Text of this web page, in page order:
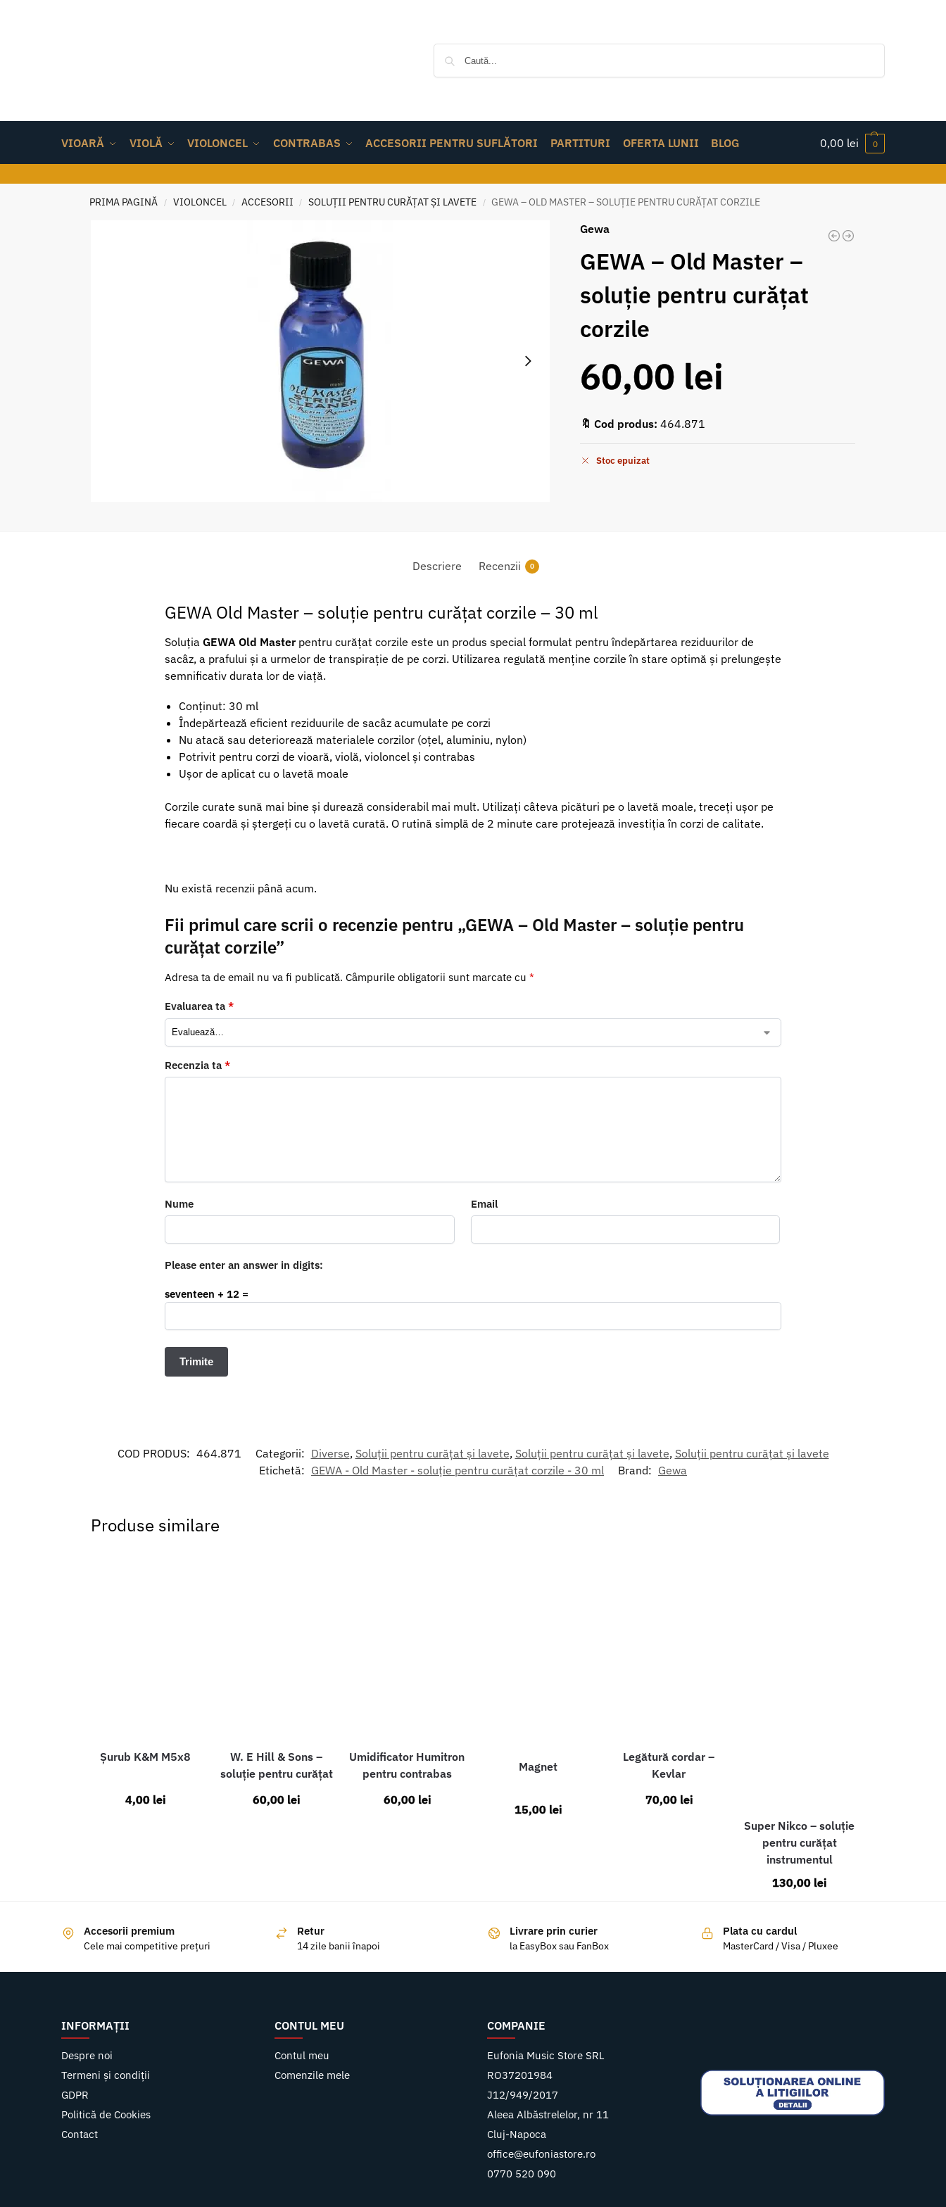
VIOARĂ VIOLĂ VIOLONCEL CONTRABAS ACCESORII PENTRU SUFLĂTORI PARTITURI OFERTA LUNII BLOG 0,00 lei 0
PRIMA PAGINĂ / VIOLONCEL / ACCESORII / SOLUȚII PENTRU CURĂȚAT ȘI LAVETE / GEWA – OLD MASTER – SOLUȚIE PENTRU CURĂȚAT CORZILE
Gewa
GEWA – Old Master –
soluție pentru curățat
corzile
60,00 lei
🔖 Cod produs: 464.871
Stoc epuizat
Descriere Recenzii 0
GEWA Old Master – soluție pentru curățat corzile – 30 ml
Soluția GEWA Old Masterpentru curățat corzile este un produs special formulat pentru îndepărtarea reziduurilor de
sacâz, a prafului și a urmelor de transpirație de pe corzi. Utilizarea regulată menține corzile în stare optimă și prelungește
semnificativ durata lor de viață.
Conținut: 30 ml
Îndepărtează eficient reziduurile de sacâz acumulate pe corzi
Nu atacă sau deteriorează materialele corzilor (oțel, aluminiu, nylon)
Potrivit pentru corzi de vioară, violă, violoncel și contrabas
Ușor de aplicat cu o lavetă moale
Corzile curate sună mai bine și durează considerabil mai mult. Utilizați câteva picături pe o lavetă moale, treceți ușor pe
fiecare coardă și ștergeți cu o lavetă curată. O rutină simplă de 2 minute care protejează investiția în corzi de calitate.
Nu există recenzii până acum.
Fii primul care scrii o recenzie pentru „GEWA – Old Master – soluție pentru
curățat corzile”
Adresa ta de email nu va fi publicată. Câmpurile obligatorii sunt marcate cu *
Evaluarea ta *
Recenzia ta *
Nume Email
Please enter an answer in digits:
seventeen + 12 =
COD PRODUS: 464.871 Categorii: Diverse, Soluții pentru curățat și lavete, Soluții pentru curățat și lavete, Soluții pentru curățat și lavete
Etichetă: GEWA - Old Master - soluție pentru curățat corzile - 30 ml Brand: Gewa
Produse similare
Șurub K&M M5x8
4,00 lei
W. E Hill & Sons –
soluție pentru curățat
60,00 lei
Umidificator Humitron
pentru contrabas
60,00 lei
Magnet
15,00 lei
Legătură cordar –
Kevlar
70,00 lei
Super Nikco – soluție
pentru curățat
instrumentul
130,00 lei
Accesorii premium
Cele mai competitive prețuri
Retur
14 zile banii înapoi
Livrare prin curier
la EasyBox sau FanBox
Plata cu cardul
MasterCard / Visa / Pluxee
INFORMAȚII
Despre noi
Termeni și condiții
GDPR
Politică de Cookies
Contact
CONTUL MEU
Contul meu
Comenzile mele
COMPANIE
Eufonia Music Store SRL
RO37201984
J12/949/2017
Aleea Albăstrelelor, nr 11
Cluj-Napoca
office@eufoniastore.ro
0770 520 090